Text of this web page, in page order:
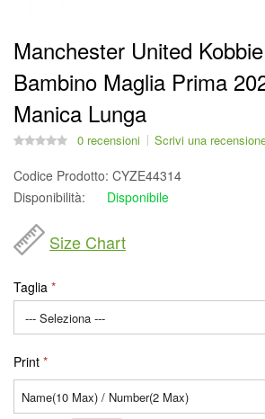
Manchester United
Bambino Maglia Prima
Manica Lunga
0 recensioni Scrivi una
Codice Prodotto: CYZE44314
Disponibilità:
Disponibile
Size Chart
Taglia
Print